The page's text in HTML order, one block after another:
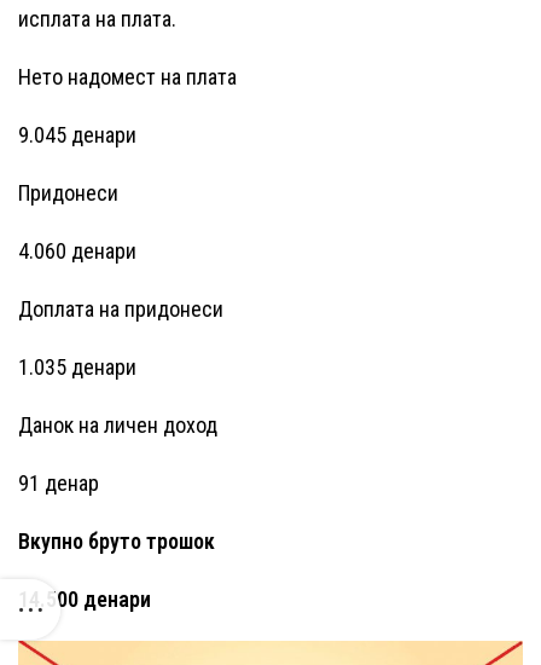
исплата на плата.
Нето надомест на плата
9.045 денари
Придонеси
4.060 денари
Доплата на придонеси
1.035 денари
Данок на личен доход
91 денар
Вкупно бруто трошок
14.500 денари